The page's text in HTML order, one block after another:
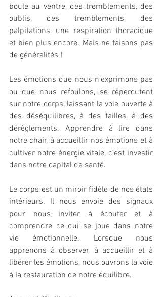
boule au ventre, des tremblements, des
oublis, des tremblements, des
palpitations, une respiration thoracique
et bien plus encore. Mais ne faisons pas
de généralités !
Les émotions que nous n’exprimons pas
ou que nous refoulons, se répercutent
sur notre corps, laissant la voie ouverte à
des déséquilibres, à des failles, à des
dérèglements. Apprendre à lire dans
notre chair, à accueillir nos émotions et à
cultiver notre énergie vitale, c’est investir
dans notre capital de santé.
Le corps est un miroir fidèle de nos états
intérieurs. Il nous envoie des signaux
pour nous inviter à écouter et à
comprendre ce qui se joue dans notre
vie émotionnelle. Lorsque nous
apprenons à observer, à accueillir et à
libérer les émotions, nous ouvrons la voie
à la restauration de notre équilibre.